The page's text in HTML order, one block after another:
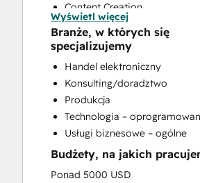
Content Creation
Conversational Marketing
CRM Implementation
CRM Migration
Custom API Integrations
Customer Marketing
Customer Success Training
Customer Support Training
Customer Survey and Analysis
Email Marketing
Full Inbound Marketing
Wyświetl więcej
Branże, w których się
specjalizujemy
Handel elektroniczny
Konsulting/doradztwo
Produkcja
Technologia –
Usługi biznesowe – ogólne
Budżety, na jakich
Ponad 5000 USD